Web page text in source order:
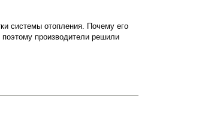
системы отопления. Почему его
производители решили